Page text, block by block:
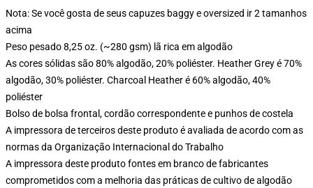
Nota: Se você gosta de seus capuzes baggy e oversized ir 2 tamanhos
acima
Peso pesado 8,25 oz. (~280 gsm) lã rica em algodão
As cores sólidas são 80% algodão, 20% poliéster. Heather Grey é 70%
algodão, 30% poliéster. Charcoal Heather é 60% algodão, 40%
poliéster
Bolso de bolsa frontal, cordão correspondente e punhos de costela
A impressora de terceiros deste produto é avaliada de acordo com as
normas da Organização Internacional do Trabalho
A impressora deste produto fontes em branco de fabricantes
comprometidos com a melhoria das práticas de cultivo de algodão